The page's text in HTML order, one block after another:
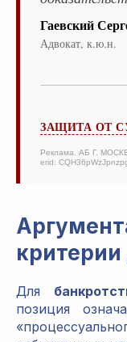
Гаевский
Адвокат, к.ю.н.
ЗАЩИТА ОТ
Реклама. АБ Г.
erid:
Для
позиция